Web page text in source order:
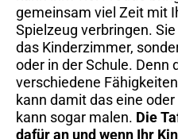
gemeinsam viel Zeit mit
Spielzeug verbringen.
das Kinderzimmer,
oder in der Schule. Denn
verschiedene
kann damit das eine
kann sogar malen. Die
dafür an und wenn Ihr